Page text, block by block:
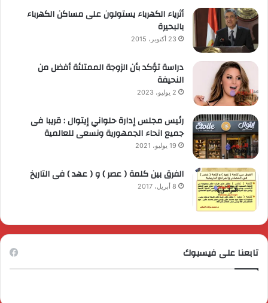
أثرياء الكهرباء يستولون على مساكن الكهرباء
بالبحيرة
23 أكتوبر، 2015
دراسة تؤكد بأن الزوجة الممتلئة أفضل من
النحيفة
2 يوليو، 2023
رئيس مجلس إدارة حلواني إيتوال : قريبا فى
جميع انحاء الجمهورية ونسعى للعالمية
19 يوليو، 2021
الفرق بين كلمة ( عصر ) و ( عهد ) فى التاريخ
8 أبريل، 2017
تابعنا على فيسبوك